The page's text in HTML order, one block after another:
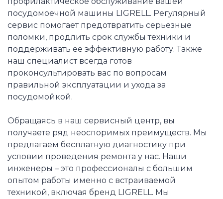
посудомоечной машины LIGRELL. Регулярный
сервис помогает предотвратить серьезные
поломки, продлить срок службы техники и
поддерживать ее эффективную работу. Также
наш специалист всегда готов
проконсультировать вас по вопросам
правильной эксплуатации и ухода за
посудомойкой.
Обращаясь в наш сервисный центр, вы
получаете ряд неоспоримых преимуществ. Мы
предлагаем бесплатную диагностику при
условии проведения ремонта у нас. Наши
инженеры – это профессионалы с большим
опытом работы именно с встраиваемой
техникой, включая бренд LIGRELL. Мы